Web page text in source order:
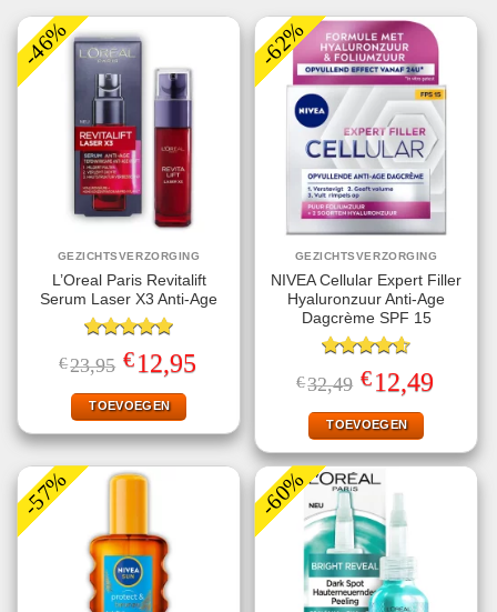
-46%
GEZICHTSVERZORGING
L’Oreal Paris Revitalift
Serum Laser X3 Anti-Age
Gewaardeerd
5.00uit 5
€23,95 Oorspronkelijke
prijs
was:
€23,95.
€12,95prijs
TOEVOEGEN
-62%
GEZICHTSVERZORGING
NIVEA Cellular Expert Filler
Hyaluronzuur Anti-Age
Dagcrème SPF 15
Gewaardeerd
4.60uit 5
€32,49 Oorspronkelijke
prijs
was:
€32,49.
€12,49Huidige
prijs
TOEVOEGEN
-57% -60%